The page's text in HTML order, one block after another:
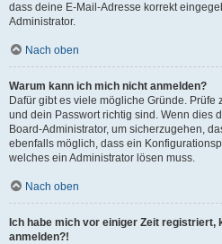
dass deine E-Mail-Adresse korrekt
Administrator.
Nach oben
Warum kann ich mich nicht anmelden?
Dafür gibt es viele mögliche Gründe. Prüfe
und dein Passwort richtig sind. Wenn dies
Board-Administrator, um sicherzugehen,
ebenfalls möglich, dass ein
welches ein Administrator lösen muss.
Nach oben
Ich habe mich vor einiger Zeit registriert,
anmelden?!